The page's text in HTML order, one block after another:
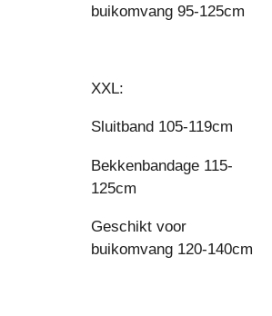
buikomvang 95-125cm
XXL:
Sluitband 105-119cm
Bekkenbandage 115-
125cm
Geschikt voor
buikomvang 120-140cm